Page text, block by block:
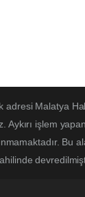
adresi Malatya
Aykırı işlem
Bu